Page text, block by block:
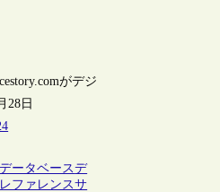
がデジ
28日
データベースデ
レファレンスサ